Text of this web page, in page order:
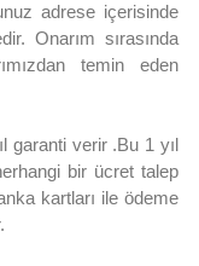
adrese içerisinde
Onarım sırasında
temin eden
garanti verir .Bu 1 yıl
bir ücret talep
kartları ile ödeme